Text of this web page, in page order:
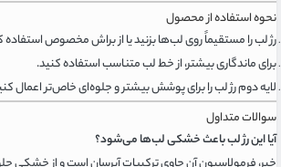
نحوه استفاده از محصول
رژ لب را مستقیماً روی لب‌ها بزنید یا از براش مخصوص استفاده
برای ماندگاری بیشتر، از خط لب متناسب استفاده کنید.
لایه دوم رژ لب را برای پوشش بیشتر و جلوه‌ای خاص‌تر اعمال
سوالات متداول
آیا این رژ لب باعث خشکی لب‌ها می‌شود؟